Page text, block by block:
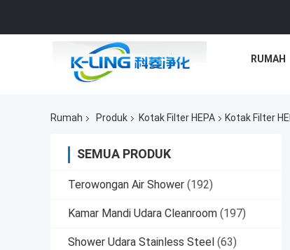
RUMAH
Rumah Produk Kotak Filter HEPA Kotak Filter
SEMUA PRODUK
Terowongan Air Shower (192)
Kamar Mandi Udara Cleanroom (197)
Shower Udara Stainless Steel (63)